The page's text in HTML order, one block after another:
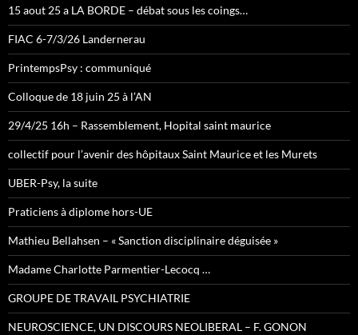
15 aout 25 a LA BORDE – débat sous les coings…
FIAC 6-7/3/26 Landernerau
PrintempsPsy : communiqué
Colloque de 18 juin 25 à l’AN
29/4/25 16h – Rassemblement, Hopital saint maurice
collectif pour l’avenir des hôpitaux Saint Maurice et les Murets
UBER-Psy, la suite
Praticiens à diplome hors-UE
Mathieu Bellahsen – « Sanction disciplinaire déguisée »
Madame Charlotte Parmentier-Lecocq …
GROUPE DE TRAVAIL PSYCHIATRIE
NEUROSCIENCE, UN DISCOURS NEOLIBERAL – F. GONON